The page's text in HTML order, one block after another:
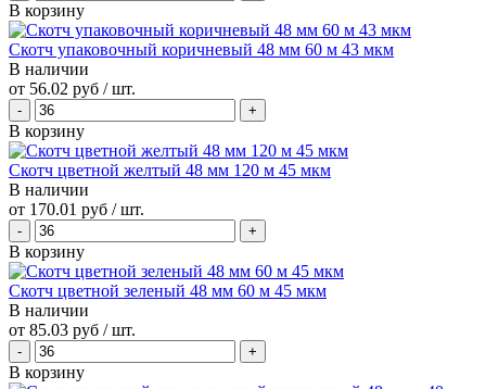
В корзину
Скотч упаковочный коричневый 48 мм 60 м 43 мкм
В наличии
от 56.02 руб / шт.
В корзину
Скотч цветной желтый 48 мм 120 м 45 мкм
В наличии
от 170.01 руб / шт.
В корзину
Скотч цветной зеленый 48 мм 60 м 45 мкм
В наличии
от 85.03 руб / шт.
В корзину